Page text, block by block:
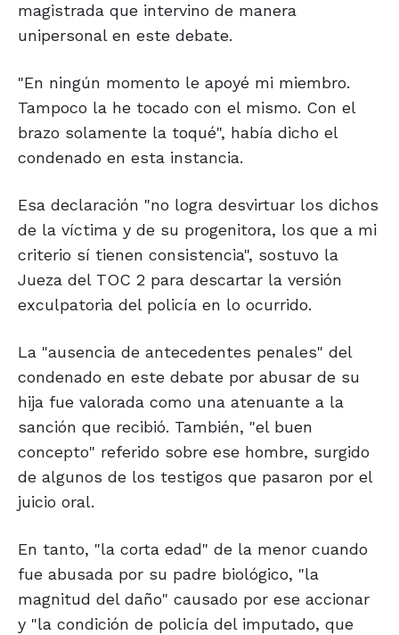
magistrada que intervino de manera
unipersonal en este debate.
"En ningún momento le apoyé mi miembro.
Tampoco la he tocado con el mismo. Con el
brazo solamente la toqué", había dicho el
condenado en esta instancia.
Esa declaración "no logra desvirtuar los dichos
de la víctima y de su progenitora, los que a mi
criterio sí tienen consistencia", sostuvo la
Jueza del TOC 2 para descartar la versión
exculpatoria del policía en lo ocurrido.
La "ausencia de antecedentes penales" del
condenado en este debate por abusar de su
hija fue valorada como una atenuante a la
sanción que recibió. También, "el buen
concepto" referido sobre ese hombre, surgido
de algunos de los testigos que pasaron por el
juicio oral.
En tanto, "la corta edad" de la menor cuando
fue abusada por su padre biológico, "la
magnitud del daño" causado por ese accionar
y "la condición de policía del imputado, que